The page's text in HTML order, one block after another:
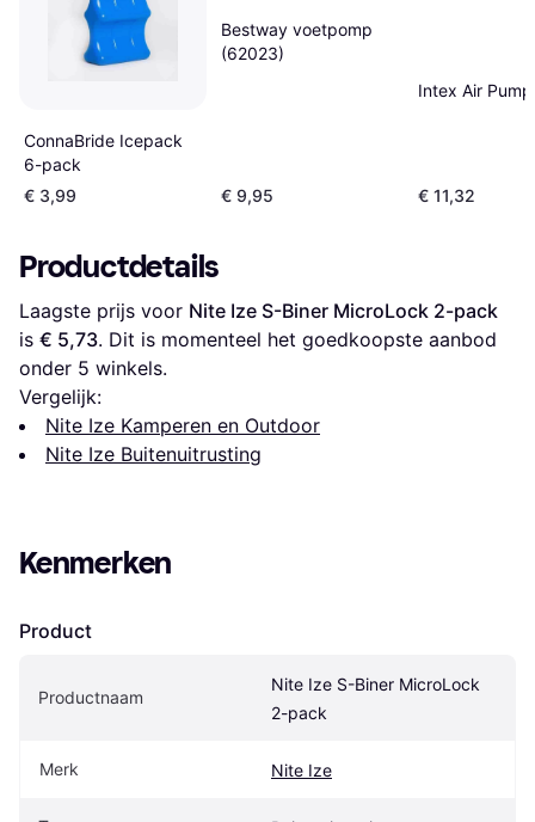
ConnaBride Icepack
6-pack
€ 3,99
Bestway voetpomp
(62023)
€ 9,95
Intex Air
€ 11,32
Productdetails
Laagste prijs voor Nite Ize S-Biner MicroLock 2-pack
is € 5,73. Dit is momenteel het goedkoopste aanbod
onder 5 winkels.
Vergelijk:
Nite Ize Kamperen en Outdoor
Nite Ize Buitenuitrusting
Kenmerken
Product
Productnaam
Nite Ize S-Biner MicroLock
2-pack
Merk Nite Ize